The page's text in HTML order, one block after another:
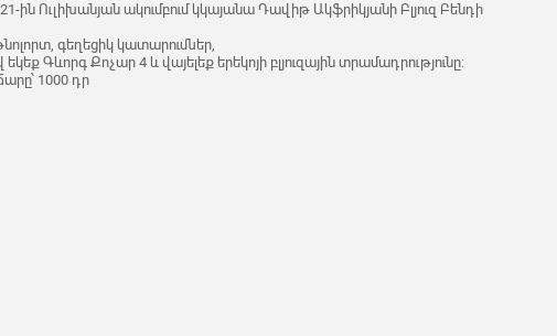
ին Ուլիխանյան ակումբում կկայանա Դավիթ Ակֆրիկյանի Բլյուզ Բենդի
գեղեցիկ կատարումներ,
Գևորգ Քոչար 4 և վայելեք երեկոյի բլյուզային տրամադրությունը:
1000 դր